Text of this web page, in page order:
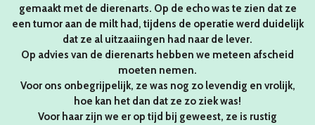
gemaakt met de dierenarts. Op de echo was te zien dat ze
een tumor aan de milt had, tijdens de operatie werd duidelijk
dat ze al uitzaaiingen had naar de lever.
Op advies van de dierenarts hebben we meteen afscheid
moeten nemen.
Voor ons onbegrijpelijk, ze was nog zo levendig en vrolijk,
hoe kan het dan dat ze zo ziek was!
Voor haar zijn we er op tijd bij geweest, ze is rustig